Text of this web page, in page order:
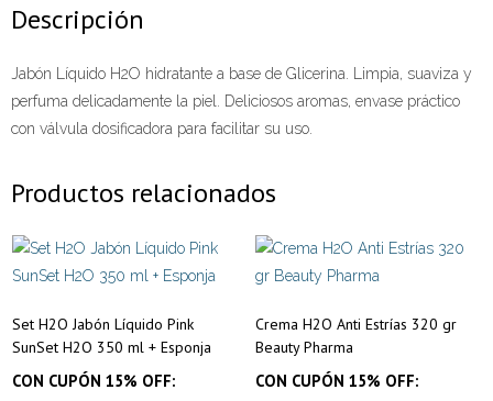
Pharma
Descripción
Jabón Líquido H2O hidratante a base de Glicerina. Limpia, suaviza y
perfuma delicadamente la piel. Deliciosos aromas, envase práctico
con válvula dosificadora para facilitar su uso.
Productos relacionados
Set H2O Jabón Líquido Pink
SunSet H2O 350 ml + Esponja
CON CUPÓN 15% OFF:
Crema H2O Anti Estrías 320 gr
Beauty Pharma
CON CUPÓN 15% OFF: